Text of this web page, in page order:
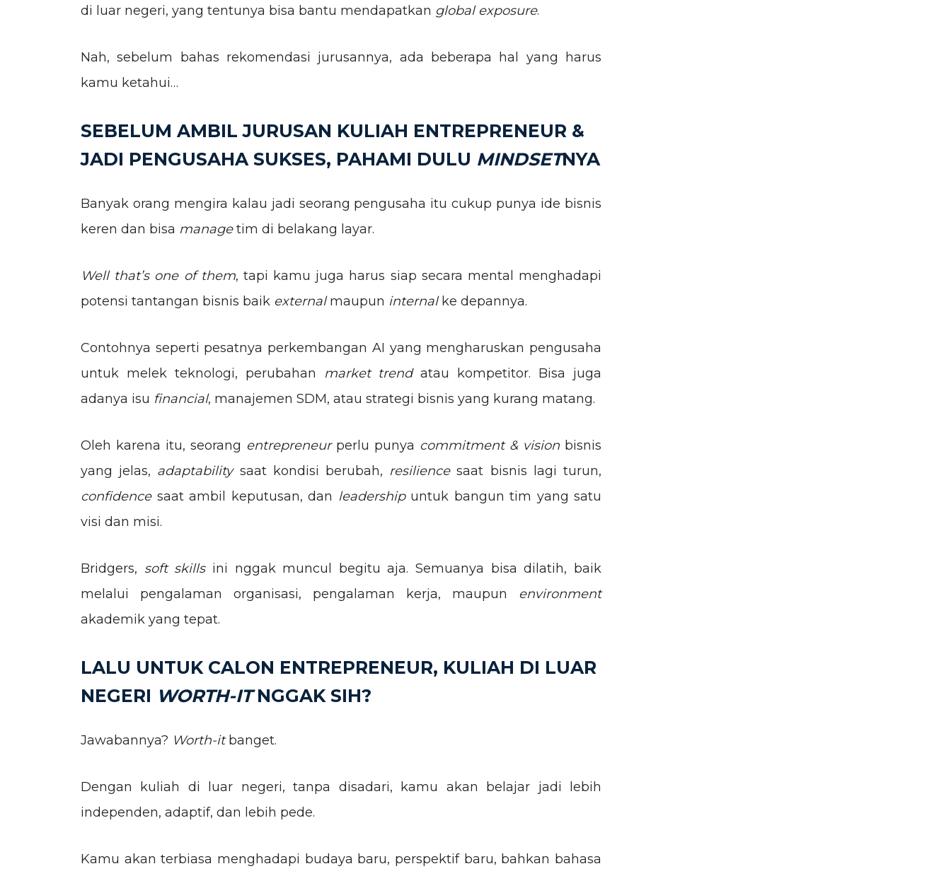
di luar negeri, yang tentunya bisa bantu mendapatkan global exposure.
Nah, sebelum bahas rekomendasi jurusannya, ada beberapa hal yang harus
kamu ketahui…
SEBELUM AMBIL JURUSAN KULIAH ENTREPRENEUR &
JADI PENGUSAHA SUKSES, PAHAMI DULU MINDSETNYA
Banyak orang mengira kalau jadi seorang pengusaha itu cukup punya ide bisnis
keren dan bisa managetim di belakang layar.
Well that’s one of them, tapi kamu juga harus siap secara mental menghadapi
potensi tantangan bisnis baik externalmaupun internalke depannya.
Contohnya seperti pesatnya perkembangan AI yang mengharuskan pengusaha
untuk melek teknologi, perubahan
market trendatau kompetitor. Bisa juga
adanya isu financial, manajemen SDM, atau strategi bisnis yang kurang matang.
Oleh karena itu, seorang entrepreneur perlu punya commitment & vision bisnis
yang jelas, adaptabilitysaat kondisi berubah, resiliencesaat bisnis lagi turun,
confidence saat ambil keputusan, dan leadershipuntuk bangun tim yang satu
visi dan misi.
Bridgers, soft skills ini nggak muncul begitu aja. Semuanya bisa dilatih, baik
melalui pengalaman organisasi, pengalaman kerja, maupun environment
akademik yang tepat.
LALU UNTUK CALON ENTREPRENEUR, KULIAH DI LUAR
NEGERI WORTH-ITNGGAK SIH?
Jawabannya? Worth-itbanget.
Dengan kuliah di luar negeri, tanpa disadari, kamu akan belajar jadi lebih
independen, adaptif, dan lebih pede.
Kamu akan terbiasa menghadapi budaya baru, perspektif baru, bahkan bahasa